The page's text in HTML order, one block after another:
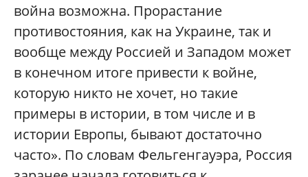
война возможна. Прорастание
противостояния, как на Украине, так и
вообще между Россией и Западом может
в конечном итоге привести к войне,
которую никто не хочет, но такие
примеры в истории, в том числе и в
истории Европы, бывают достаточно
часто». По словам Фельгенгауэра, Россия